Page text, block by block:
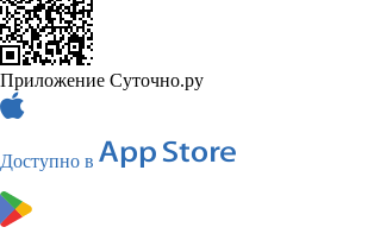
Приложение Суточно.ру
Доступно в